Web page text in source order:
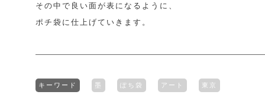
その中で良い面が表になるように、
ポチ袋に仕上げていきます。
キーワード 墨 ぽち袋 アート 東京